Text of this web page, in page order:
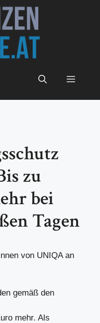
Menü
zu
bei
Tagen
von UNIQA an
gemäß den
mehr. Als